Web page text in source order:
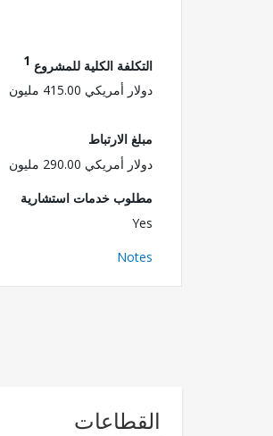
التكلفة الكلية للمشروع 1
دولار أمريكي 415.00 مليون
مبلغ الارتباط
دولار أمريكي 290.00 مليون
مطلوب خدمات استشارية
Yes
Notes
القطاعات